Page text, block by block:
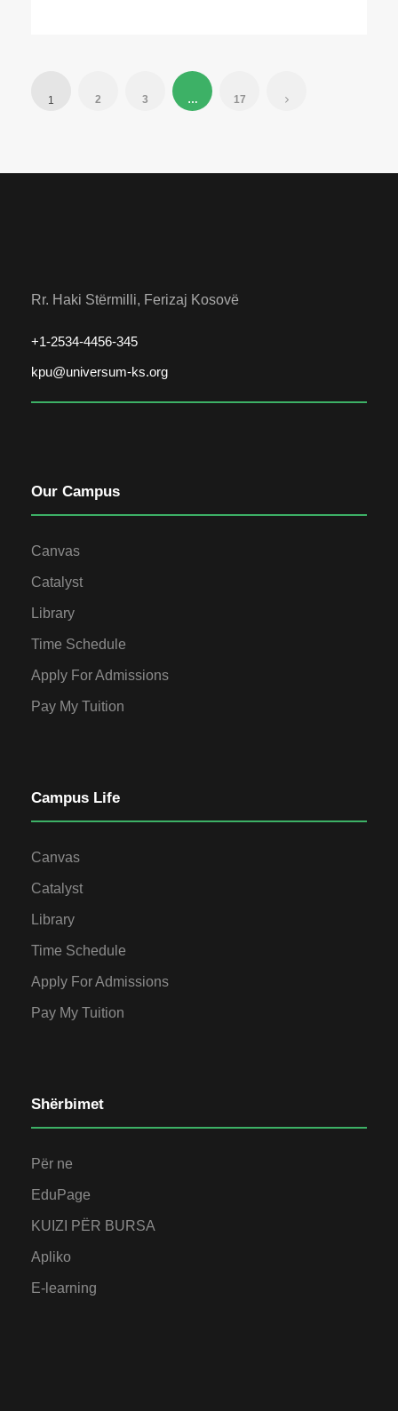
1 2 3 … 17
Rr. Haki Stërmilli, Ferizaj Kosovë
+1-2534-4456-345
kpu@universum-ks.org
Our Campus
Canvas
Catalyst
Library
Time Schedule
Apply For Admissions
Pay My Tuition
Campus Life
Canvas
Catalyst
Library
Time Schedule
Apply For Admissions
Pay My Tuition
Shërbimet
Për ne
EduPage
KUIZI PËR BURSA
Apliko
E-learning